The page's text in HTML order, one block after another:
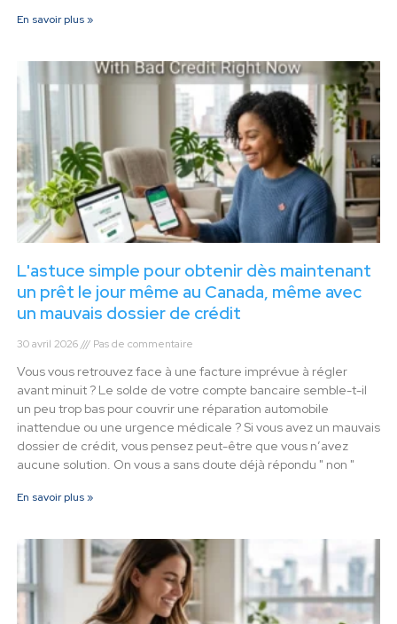
En savoir plus »
L'astuce simple pour obtenir dès maintenant
un prêt le jour même au Canada, même avec
un mauvais dossier de crédit
30 avril 2026 Pas de commentaire
Vous vous retrouvez face à une facture imprévue à régler
avant minuit ? Le solde de votre compte bancaire semble-t-il
un peu trop bas pour couvrir une réparation automobile
inattendue ou une urgence médicale ? Si vous avez un mauvais
dossier de crédit, vous pensez peut-être que vous n’avez
aucune solution. On vous a sans doute déjà répondu " non "
En savoir plus »